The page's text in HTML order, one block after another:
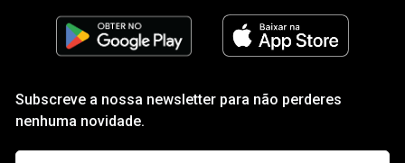
Subscreve a nossa newsletter para não perderes
nenhuma novidade.